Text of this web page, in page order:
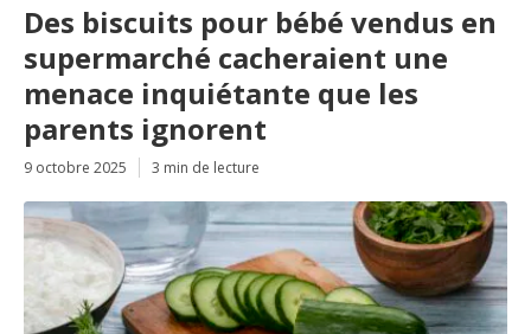
Des biscuits pour bébé vendus en
supermarché cacheraient une
menace inquiétante que les
parents ignorent
9 octobre 2025 3 min de lecture